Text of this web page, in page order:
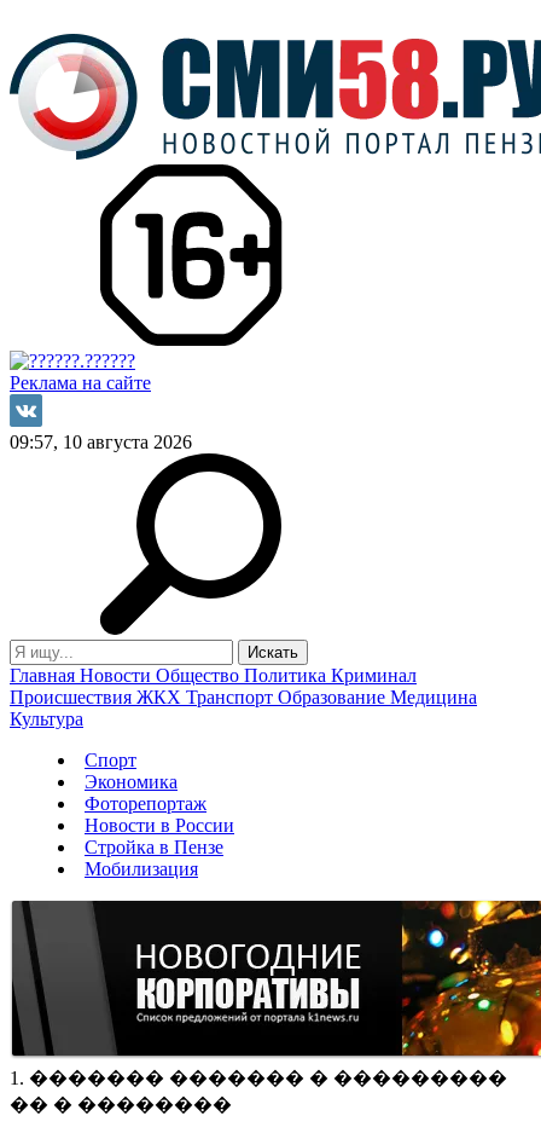
Реклама на сайте
09:57, 10 августа 2026
Главная Новости Общество Политика Криминал
Происшествия ЖКХ Транспорт Образование Медицина
Культура
Спорт
Экономика
Фоторепортаж
Новости в России
Стройка в Пензе
Мобилизация
1. ������� ������� � ���������
�� � ��������